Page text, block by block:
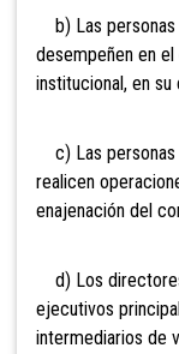
b) Las personas
desempeñen en
institucional, en su
c) Las personas
realicen
enajenación del
d) Los
ejecutivos
intermediarios de